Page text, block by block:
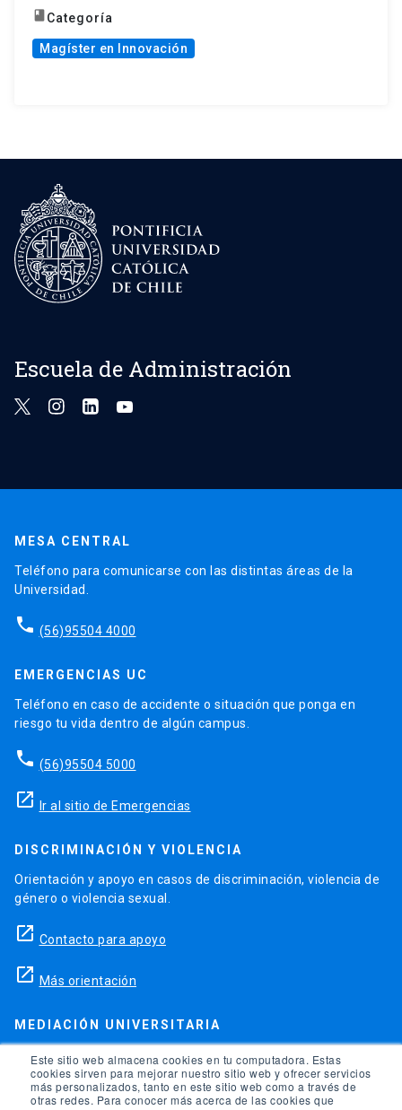
Este sitio web almacena cookies en tu computadora. Estas
cookies sirven para mejorar nuestro sitio web y ofrecer servicios
más personalizados, tanto en este sitio web como a través de
otras redes. Para conocer más acerca de las cookies que
book Categoría
Magíster en Innovación
Escuela de Administración
MESA CENTRAL
Teléfono para comunicarse con las distintas áreas de la
Universidad.
phone (56)95504 4000
EMERGENCIAS UC
Teléfono en caso de accidente o situación que ponga en
riesgo tu vida dentro de algún campus.
phone (56)95504 5000
launch Ir al sitio de Emergencias
DISCRIMINACIÓN Y VIOLENCIA
Orientación y apoyo en casos de discriminación, violencia de
género o violencia sexual.
launch Contacto para apoyo
launch Más orientación
MEDIACIÓN UNIVERSITARIA
Teléfonos para orientación y consejo si se ha vulnerado
alguno de tus derechos en la universidad.